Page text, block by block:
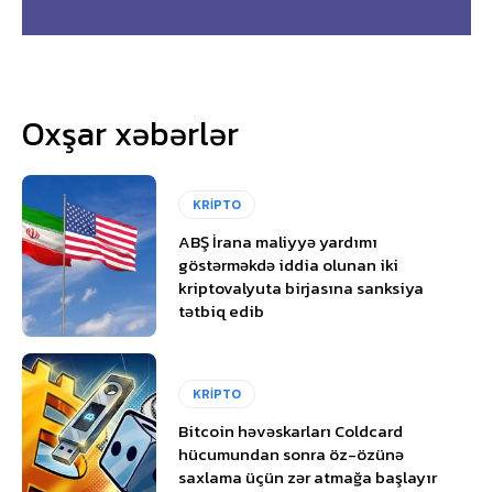
Oxşar xəbərlər
KRİPTO
ABŞ İrana maliyyə yardımı
göstərməkdə iddia olunan iki
kriptovalyuta birjasına sanksiya
tətbiq edib
KRİPTO
Bitcoin həvəskarları Coldcard
hücumundan sonra öz-özünə
saxlama üçün zər atmağa başlayır